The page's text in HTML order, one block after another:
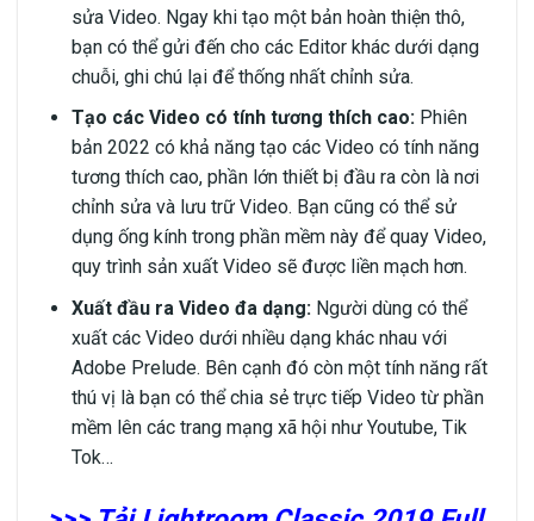
sửa Video. Ngay khi tạo một bản hoàn thiện thô,
bạn có thể gửi đến cho các Editor khác dưới dạng
chuỗi, ghi chú lại để thống nhất chỉnh sửa.
Tạo các Video có tính tương thích cao:Phiên
bản 2022 có khả năng tạo các Video có tính năng
tương thích cao, phần lớn thiết bị đầu ra còn là nơi
chỉnh sửa và lưu trữ Video. Bạn cũng có thể sử
dụng ống kính trong phần mềm này để quay Video,
quy trình sản xuất Video sẽ được liền mạch hơn.
Xuất đầu ra Video đa dạng: Người dùng có thể
xuất các Video dưới nhiều dạng khác nhau với
Adobe Prelude. Bên cạnh đó còn một tính năng rất
thú vị là bạn có thể chia sẻ trực tiếp Video từ phần
mềm lên các trang mạng xã hội như Youtube, Tik
Tok…